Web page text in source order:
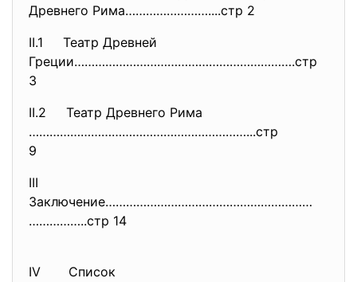
Древнего Рима……………………....стр 2
II.1 Театр Древней
Греции……………………………………………………….стр
3
II.2 Театр Древнего Рима
………………………………………………………...стр
9
III
Заключение……………………………………………………
……………..стр 14
IV Список